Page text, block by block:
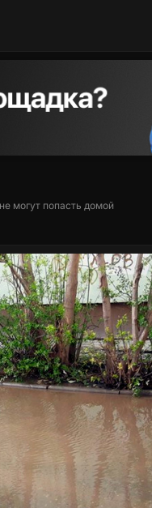
могут попасть домой